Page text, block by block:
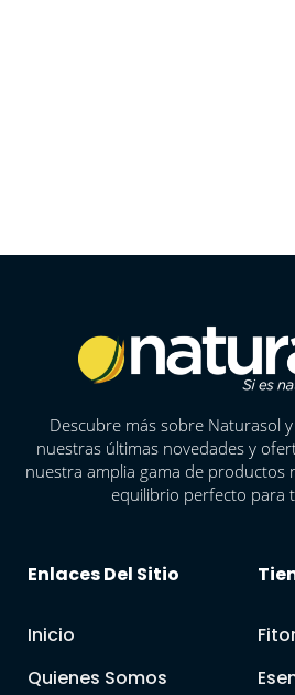
Descubre más sobre Naturasol
nuestras últimas novedades y
nuestra amplia gama de productos
equilibrio perfecto para
Enlaces Del Sitio
Inicio
Quienes Somos